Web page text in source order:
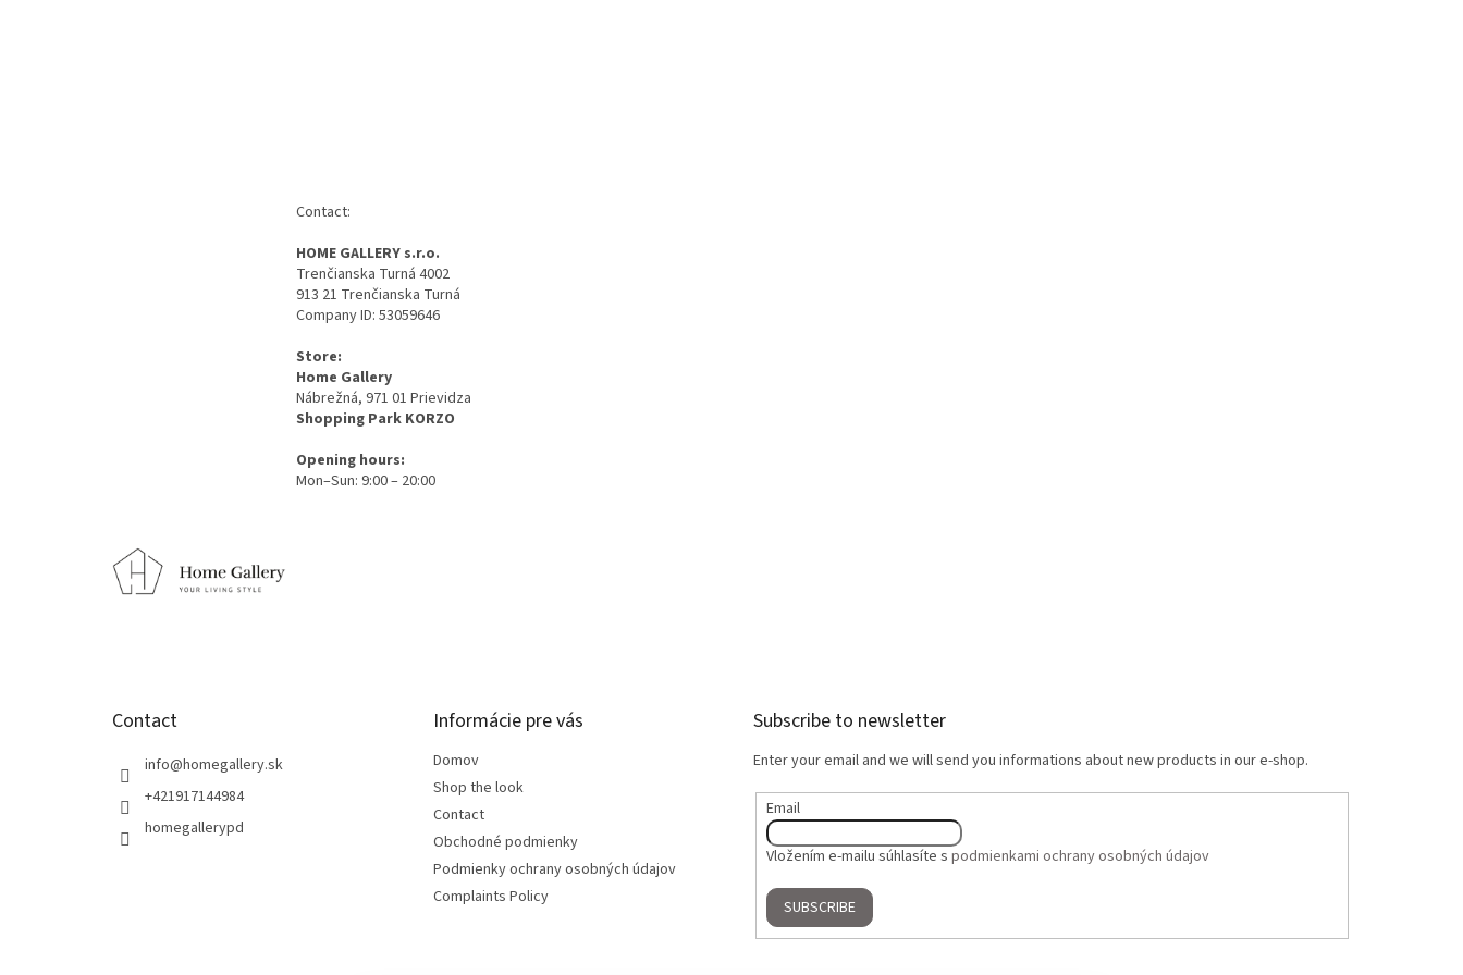
Contact:
HOME GALLERY s.r.o.
Trenčianska Turná 4002
913 21 Trenčianska Turná
Company ID: 53059646
Store:
Home Gallery
Nábrežná, 971 01 Prievidza
Shopping Park KORZO
Opening hours:
Mon–Sun: 9:00 – 20:00
Contact
info@homegallery.sk
+421917144984
homegallerypd
Informácie pre vás
Domov
Shop the look
Contact
Obchodné podmienky
Podmienky ochrany osobných údajov
Complaints Policy
Subscribe to newsletter
Enter your email and we will send you informations about new products in our e-shop.
Email
Vložením e-mailu súhlasíte s podmienkami ochrany osobných údajov
SUBSCRIBE